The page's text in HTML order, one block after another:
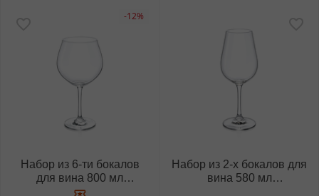
-12%
Набор из 6-ти бокалов
для вина 800 мл
WL‑888032/6A
Набор из 2-х бокалов для
вина 580 мл